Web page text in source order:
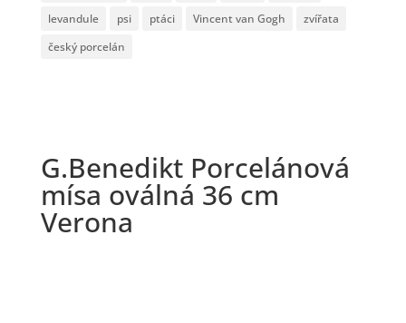
levandule
psi ptáci Vincent van Gogh
zvířata
český porcelán
G.Benedikt Porcelánová
mísa oválná 36 cm
Verona